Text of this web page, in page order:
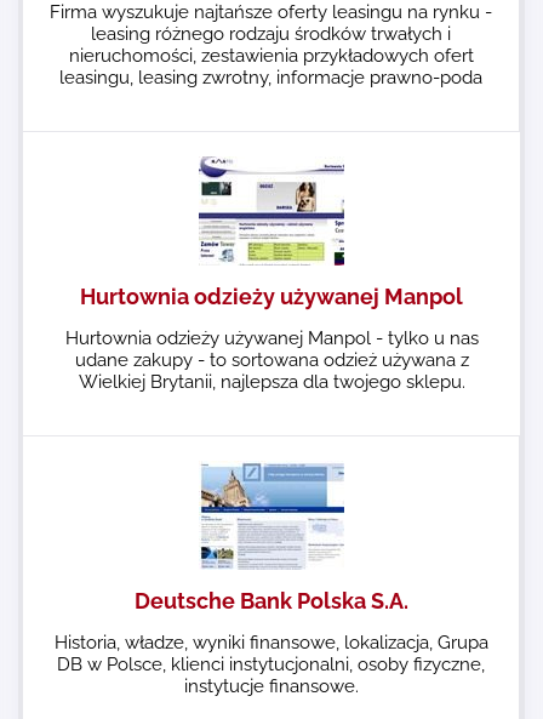
Firma wyszukuje najtańsze oferty leasingu na rynku -
leasing różnego rodzaju środków trwałych i
nieruchomości, zestawienia przykładowych ofert
leasingu, leasing zwrotny, informacje prawno-poda
Hurtownia odzieży używanej Manpol
Hurtownia odzieży używanej Manpol - tylko u nas
udane zakupy - to sortowana odzież używana z
Wielkiej Brytanii, najlepsza dla twojego sklepu.
Deutsche Bank Polska S.A.
Historia, władze, wyniki finansowe, lokalizacja, Grupa
DB w Polsce, klienci instytucjonalni, osoby fizyczne,
instytucje finansowe.